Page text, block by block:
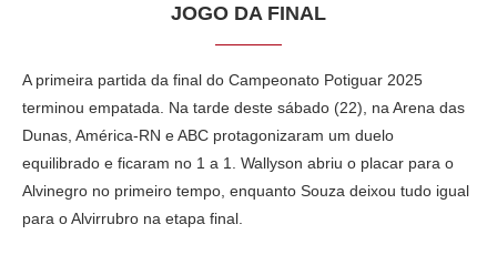
JOGO DA FINAL
A primeira partida da final do Campeonato Potiguar 2025
terminou empatada. Na tarde deste sábado (22), na Arena das
Dunas, América-RN e ABC protagonizaram um duelo
equilibrado e ficaram no 1 a 1. Wallyson abriu o placar para o
Alvinegro no primeiro tempo, enquanto Souza deixou tudo igual
para o Alvirrubro na etapa final.